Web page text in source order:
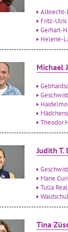
Albrecht-
Fritz-
Gerhart-
Helene-
Michael
Theodor
Judith T.
Marie
Tulla
Tina